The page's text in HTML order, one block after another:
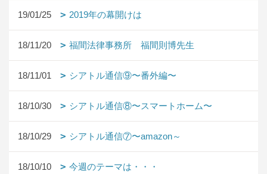
19/01/25 2019年の幕開けは
18/11/20 福間法律事務所 福間則博先生
18/11/01 シアトル通信⑨〜番外編〜
18/10/30 シアトル通信⑧〜スマートホーム〜
18/10/29 シアトル通信⑦〜amazon～
18/10/10 今週のテーマは・・・